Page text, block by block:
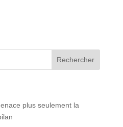
plus seulement la